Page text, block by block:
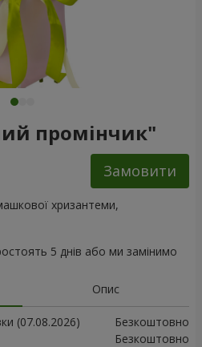
промінчик"
Замовити
хризантеми,
5 днів або ми замінимо
Опис
(07.08.2026)
Безкоштовно
Безкоштовно